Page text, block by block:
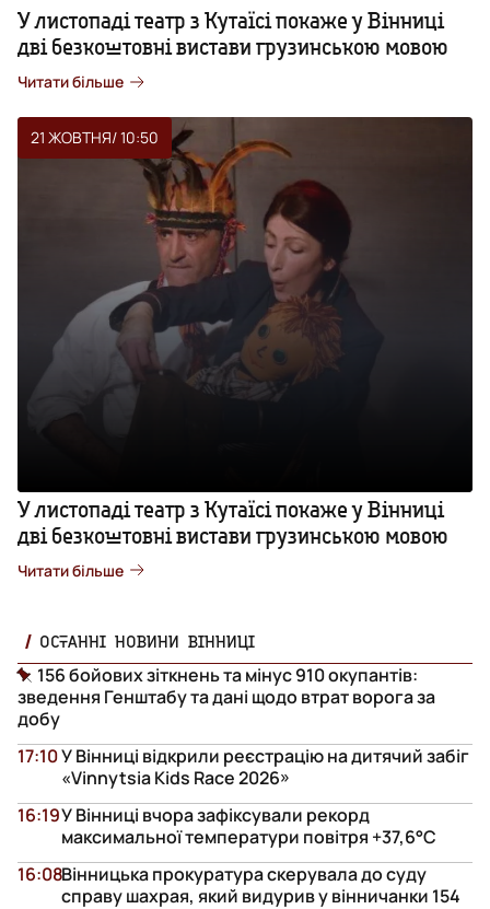
У листопаді театр з Кутаїсі покаже у Вінниці
дві безкоштовні вистави грузинською мовою
Читати більше
21 ЖОВТНЯ/ 10:50
У листопаді театр з Кутаїсі покаже у Вінниці
дві безкоштовні вистави грузинською мовою
Читати більше
ОСТАННІ НОВИНИ ВІННИЦІ
156 бойових зіткнень та мінус 910 окупантів:
зведення Генштабу та дані щодо втрат ворога за
добу
У Вінниці відкрили реєстрацію на дитячий забіг
«Vinnytsia Kids Race 2026»
17:10
У Вінниці вчора зафіксували рекорд
максимальної температури повітря +37,6°С
16:19
Вінницька прокуратура скерувала до суду
справу шахрая, який видурив у вінничанки 154
16:08